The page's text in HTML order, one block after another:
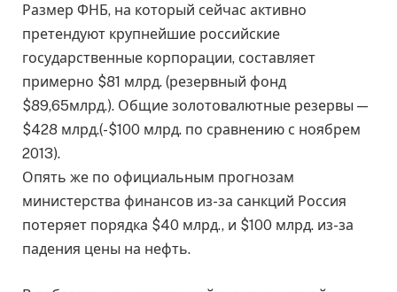
Размер ФНБ, на который сейчас активно
претендуют крупнейшие российские
государственные корпорации, составляет
примерно $81 млрд. (резервный фонд
$89,65млрд.). Общие золотовалютные резервы —
$428 млрд.(-$100 млрд. по сравнению с ноябрем
2013).
Опять же по официальным прогнозам
министерства финансов из-за санкций Россия
потеряет порядка $40 млрд., и $100 млрд. из-за
падения цены на нефть.